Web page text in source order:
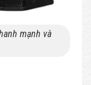
mạnh và